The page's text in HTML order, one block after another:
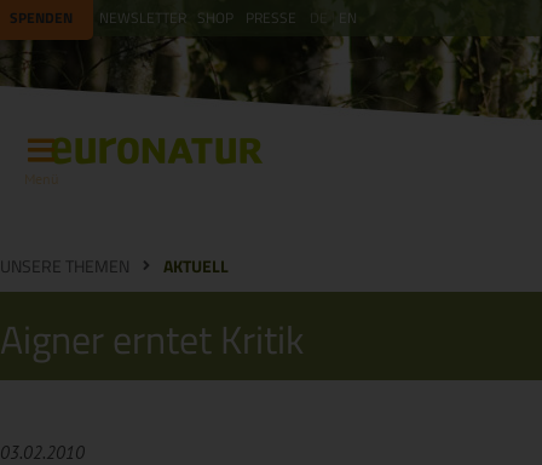
SPENDEN NEWSLETTER SHOP PRESSE EN
UNSERE THEMEN AKTUELL
Aigner erntet Kritik
03.02.2010